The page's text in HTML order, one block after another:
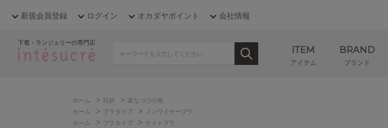
新規会員登録 ログイン オカダヤポイント 会社情報
下着・ランジェリーの専門店
ITEM
アイテム
BRAND
ブランド
ホーム > 目的 > 楽なつけ心地
ホーム
> ブラタイプ >
ノンワイヤーブラ
ホーム
> ブラタイプ > ナイトブラ